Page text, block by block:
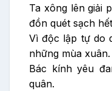
Ta xông lên giải
đồn quét sạch
Vì độc lập tự do
những mùa xuân.
Bác kính yêu
quân.